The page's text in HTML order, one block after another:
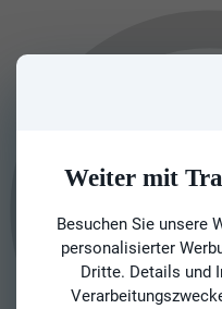
Weiter mit
Besuchen Sie unsere
personalisierter
Dritte. Details und